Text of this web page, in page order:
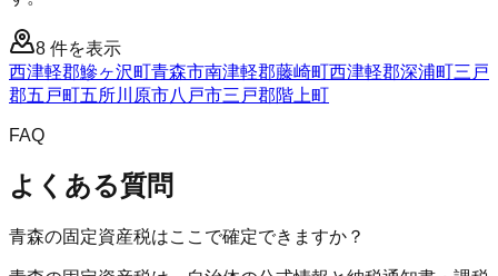
8 件を表示
西津軽郡鰺ヶ沢町青森市南津軽郡藤崎町西津軽郡深浦町三戸
郡五戸町五所川原市八戸市三戸郡階上町
FAQ
よくある質問
青森の固定資産税はここで確定できますか？